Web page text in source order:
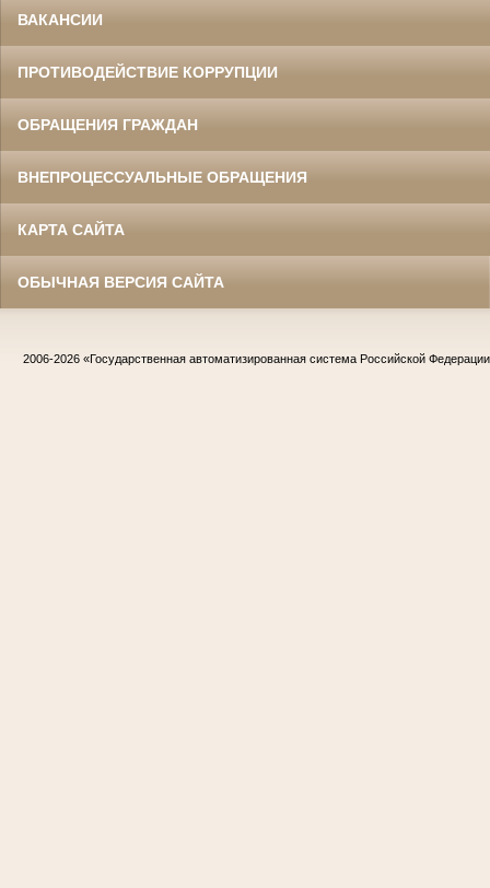
ВАКАНСИИ
ПРОТИВОДЕЙСТВИЕ КОРРУПЦИИ
ОБРАЩЕНИЯ ГРАЖДАН
ВНЕПРОЦЕССУАЛЬНЫЕ ОБРАЩЕНИЯ
КАРТА САЙТА
ОБЫЧНАЯ ВЕРСИЯ САЙТА
2006-2026 «Государственная автоматизированная система Российской